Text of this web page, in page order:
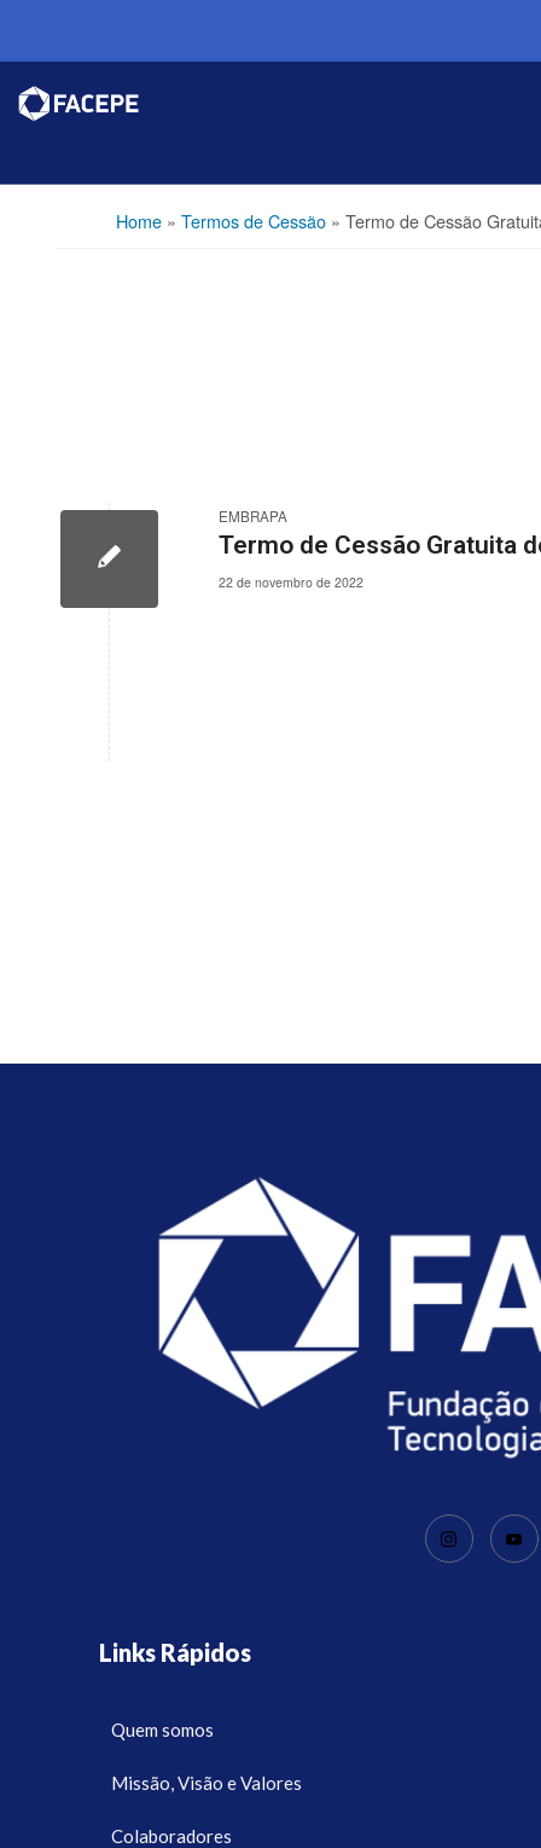
Home» Termos de Cessão» Termo de Cessão
EMBRAPA
Termo de Cessão Gratuita
22 de novembro de 2022
Links Rápidos
Quem somos
Missão, Visão e Valores
Colaboradores